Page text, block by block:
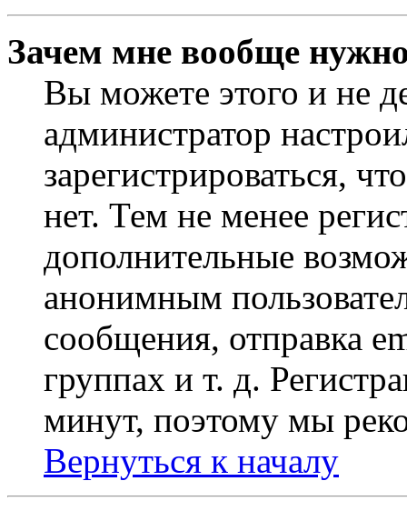
Зачем мне вообще
Вы можете этого и не
администратор
зарегистрироваться,
нет. Тем не менее
дополнительные
анонимным
сообщения, отправка
группах и т. д.
минут, поэтому мы
Вернуться к началу